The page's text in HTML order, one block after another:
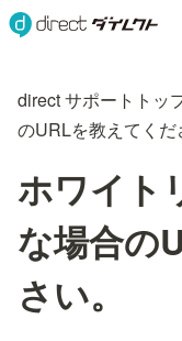
direct サポートトッ
のURLを教えてくだ
ホワイト
な場合の
さい。